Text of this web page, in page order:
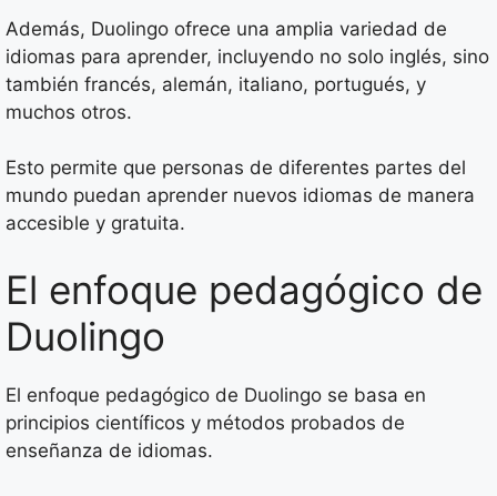
Además, Duolingo ofrece una amplia variedad de
idiomas para aprender, incluyendo no solo inglés, sino
también francés, alemán, italiano, portugués, y
muchos otros.
Esto permite que personas de diferentes partes del
mundo puedan aprender nuevos idiomas de manera
accesible y gratuita.
El enfoque pedagógico de
Duolingo
El enfoque pedagógico de Duolingo se basa en
principios científicos y métodos probados de
enseñanza de idiomas.